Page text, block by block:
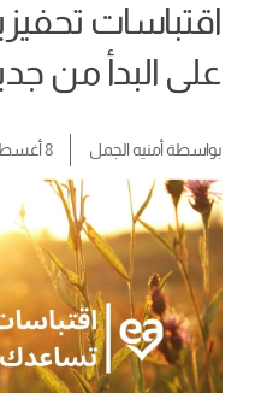
اقتباسات
على البدأ من
بواسطةأمنيه الجمل 8 أغسطس، 2022